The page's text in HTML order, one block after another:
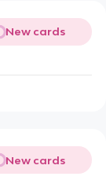
New cards
New cards